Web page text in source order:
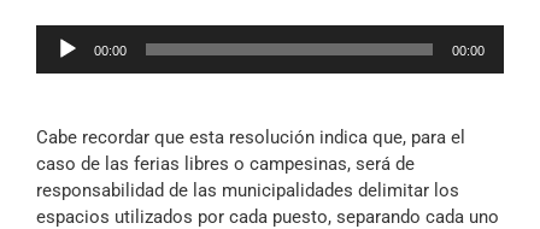
Reproductor
00:00 00:00
Cabe recordar que esta resolución indica que, para el
caso de las ferias libres o campesinas, será de
responsabilidad de las municipalidades delimitar los
espacios utilizados por cada puesto, separando cada uno